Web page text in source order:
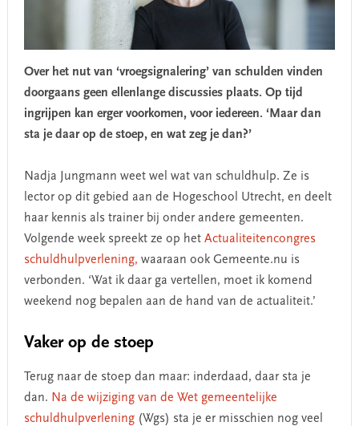
Over het nut van ‘vroegsignalering’ van schulden vinden
doorgaans geen ellenlange discussies plaats. Op tijd
ingrijpen kan erger voorkomen, voor iedereen. ‘Maar dan
sta je daar op de stoep, en wat zeg je dan?’
Nadja Jungmann weet wel wat van schuldhulp. Ze is
lector op dit gebied aan de Hogeschool Utrecht, en deelt
haar kennis als trainer bij onder andere gemeenten.
Volgende week spreekt ze op het Actualiteitencongres
schuldhulpverlening, waaraan ook Gemeente.nu is
verbonden. ‘Wat ik daar ga vertellen, moet ik komend
weekend nog bepalen aan de hand van de actualiteit.’
Vaker op de stoep
Terug naar de stoep dan maar: inderdaad, daar sta je
dan. Na de wijziging van de Wet gemeentelijke
schuldhulpverlening(Wgs) sta je er misschien nog veel